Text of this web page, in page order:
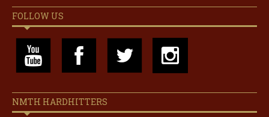
FOLLOW US
NMTH HARDHITTERS